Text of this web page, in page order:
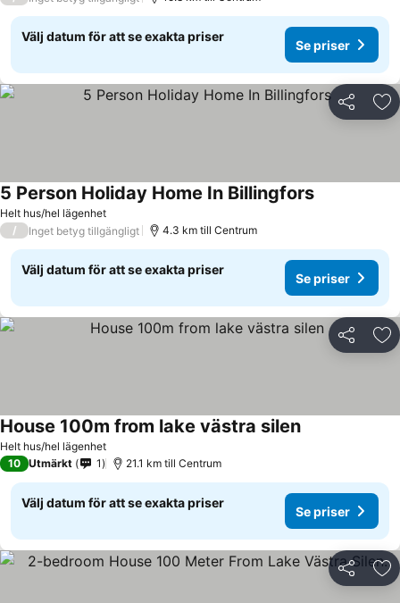
Välj datum för att se exakta priser
Se priser
Dela
Helt hus/hel lägenhet
5 Person Holiday Home In Billingfors
/ Inget betyg tillgängligt 4.3 km till Centrum
Välj datum för att se exakta priser
Se priser
Dela
Helt hus/hel lägenhet
House 100m from lake västra silen
10 Utmärkt 1 21.1 km till Centrum
Välj datum för att se exakta priser
Se priser
Dela